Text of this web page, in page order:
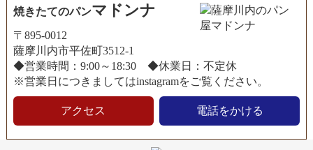
焼きたてのパンマドンナ
〒895-0012
薩摩川内市平佐町3512-1
◆営業時間：9:00～18:30 ◆休業日：不定休
※営業日につきましてはinstagramをご覧ください。
アクセス 電話をかける